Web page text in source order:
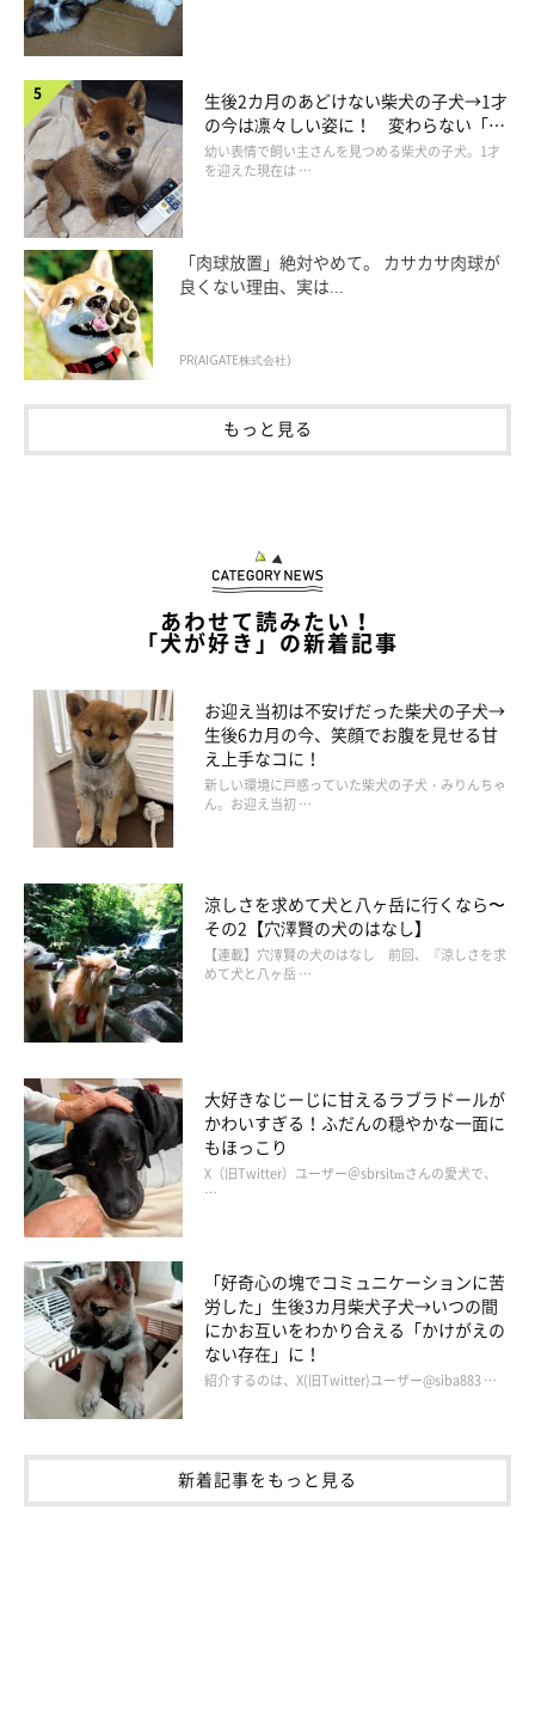
笑顔の翠ちゃん
飼い主さん曰く、翠ちゃんは「超ハッピーな性格」のコなのだと
「人も犬も本当に大好きで、会う人会う犬、みんなに全力で『あ
そぼー！』とアピールしますが、その圧が強すぎて犬にも人にも
ドン引きされています（笑）その底なしの明るさとニコニコのサ
モエドスマイルに日々癒され、元気をもらっています
また、飼い主さんは、翠ちゃんのこんなところに一緒に暮らす楽
しさを感じているそう。
飼い主さん：
「あらゆる声色を使い分けて人間とコミュニケーションをとりま
す。多彩な声色はまるで人の言葉を喋っているようで、表情の豊
かさも相まって、何が言いたいかよくわかるので本当に一緒に暮
らしていて面白いコだな、と思います」
甘えてきたりする翠ちゃんの姿を見ると、飼い主さんは幸せを感
じるとともに「家族の特権」だなと思うのだそう。
生後2カ月のあどけない柴犬の子犬→1才
の今は凛々しい姿に！ 変わらない「く
りくりおめめ」にもほっこり
幼い表情で飼い主さんを見つめる柴犬の子犬。1才
を迎えた現在は …
「肉球放置」絶対やめて。 カサカサ肉球が
良くない理由、実は...
PR(AIGATE株式会社)
もっと見る
あわせて読みたい！
「犬が好き」の新着記事
お迎え当初は不安げだった柴犬の子犬→
生後6カ月の今、笑顔でお腹を見せる甘
え上手なコに！
新しい環境に戸惑っていた柴犬の子犬・みりんちゃ
ん。お迎え当初 …
涼しさを求めて犬と八ヶ岳に行くなら〜
その2【穴澤賢の犬のはなし】
【連載】穴澤賢の犬のはなし 前回、『涼しさを求
めて犬と八ヶ岳 …
大好きなじーじに甘えるラブラドールが
かわいすぎる！ふだんの穏やかな一面に
もほっこり
X（旧Twitter）ユーザー＠sbrsitmさんの愛犬で、
…
「好奇心の塊でコミュニケーションに苦
労した」生後3カ月柴犬子犬→いつの間
にかお互いをわかり合える「かけがえの
ない存在」に！
紹介するのは、X(旧Twitter)ユーザー@siba883 …
新着記事をもっと見る